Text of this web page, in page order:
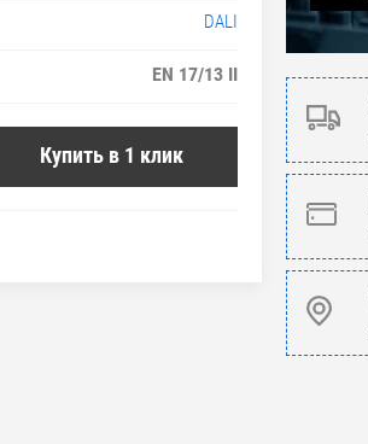
DALI
EN 17/13 II
Купить в 1 клик